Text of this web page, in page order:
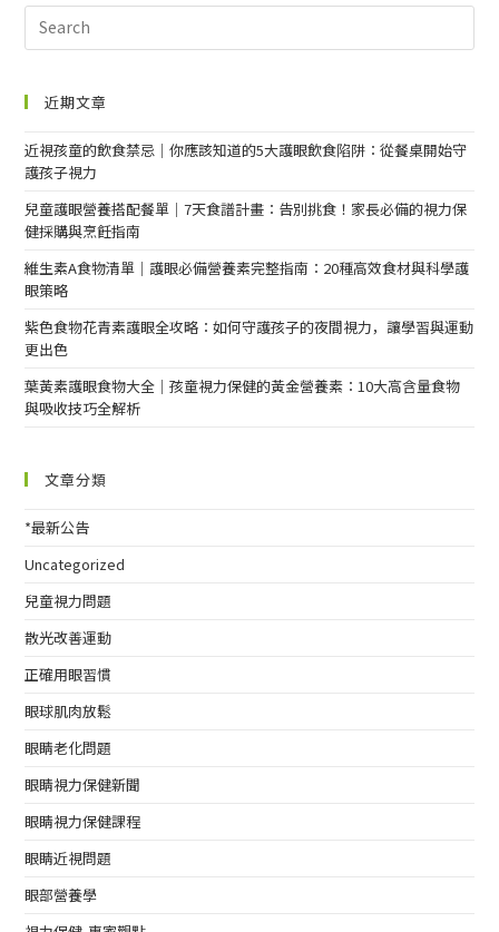
近期文章
近視孩童的飲食禁忌｜你應該知道的5大護眼飲食陷阱：從餐桌開始守
護孩子視力
兒童護眼營養搭配餐單｜7天食譜計畫：告別挑食！家長必備的視力保
健採購與烹飪指南
維生素A食物清單｜護眼必備營養素完整指南：20種高效食材與科學護
眼策略
紫色食物花青素護眼全攻略：如何守護孩子的夜間視力，讓學習與運動
更出色
葉黃素護眼食物大全｜孩童視力保健的黃金營養素：10大高含量食物
與吸收技巧全解析
文章分類
*最新公告
Uncategorized
兒童視力問題
散光改善運動
正確用眼習慣
眼球肌肉放鬆
眼睛老化問題
眼睛視力保健新聞
眼睛視力保健課程
眼睛近視問題
眼部營養學